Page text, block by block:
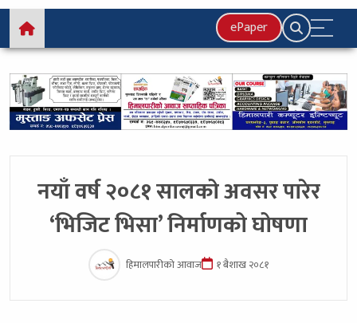
ePaper
नयाँ वर्ष २०८१ सालको अवसर पारेर
‘भिजिट भिसा’ निर्माणको घोषणा
हिमालपारीको आवाज १ बैशाख २०८१